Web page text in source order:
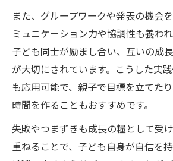
また、グループワークや発表の機会
ミュニケーション力や協調性も養われ
子ども同士が励まし合い、互いの成
が大切にされています。こうした実
も応用可能で、親子で目標を立てた
時間を作ることもおすすめです。
失敗やつまずきも成長の糧として受
重ねることで、子ども自身が自信を